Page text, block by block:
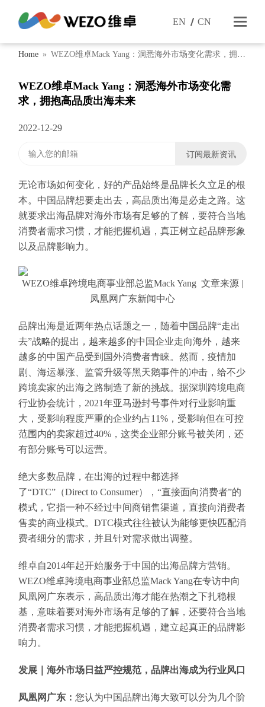
EN CN
Home » WEZO维卓Mack Yang：洞悉海外市场变化需求，拥抱
WEZO维卓Mack Yang：洞悉海外市场变化需
求，拥抱高品质出海未来
2022-12-29
无论市场如何变化，好的产品始终是品牌长久立足的根
本。中国品牌想要走出去，高品质出海是必走之路。这
就要求出海品牌对海外市场有足够的了解，要符合当地
消费者需求习惯，才能把握机遇，真正树立起品牌形象
以及品牌影响力。
WEZO维卓跨境电商事业部总监Mack Yang 文章来源 |
凤凰网广东新闻中心
品牌出海是近两年热点话题之一，随着中国品牌“走出
去”战略的提出，越来越多的中国企业走向海外，越来
越多的中国产品受到国外消费者青睐。然而，疫情加
剧、海运暴涨、监管升级等黑天鹅事件的冲击，给不少
跨境卖家的出海之路制造了新的挑战。据深圳跨境电商
行业协会统计，2021年亚马逊封号事件对行业影响重
大，受影响程度严重的企业约占11%，受影响但在可控
范围内的卖家超过40%，这类企业部分账号被关闭，还
有部分账号可以运营。
绝大多数品牌，在出海的过程中都选择
了“DTC”（Direct to Consumer），“直接面向消费者”的
模式，它指一种不经过中间商销售渠道，直接向消费者
售卖的商业模式。DTC模式往往被认为能够更快匹配消
费者细分的需求，并且针对需求做出调整。
维卓自2014年起开始服务于中国的出海品牌方营销。
WEZO维卓跨境电商事业部总监Mack Yang在专访中向
凤凰网广东表示，高品质出海才能在热潮之下扎稳根
基，意味着要对海外市场有足够的了解，还要符合当地
消费者需求习惯，才能把握机遇，建立起真正的品牌影
响力。
发展｜海外市场日益严控规范，品牌出海成为行业风口
凤凰网广东：您认为中国品牌出海大致可以分为几个阶